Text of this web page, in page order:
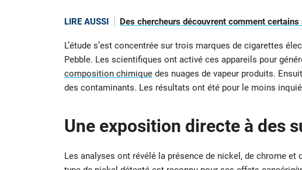
LIRE AUSSI Des chercheurs découvrent comment
L’étude s’est concentrée sur trois marques de cigarettes
Pebble. Les scientifiques ont activé ces appareils pour
composition chimiquedes nuages de vapeur produits.
des contaminants. Les résultats ont été pour le moins
Une exposition directe à des
Les analyses ont révélé la présence de nickel, de chrome